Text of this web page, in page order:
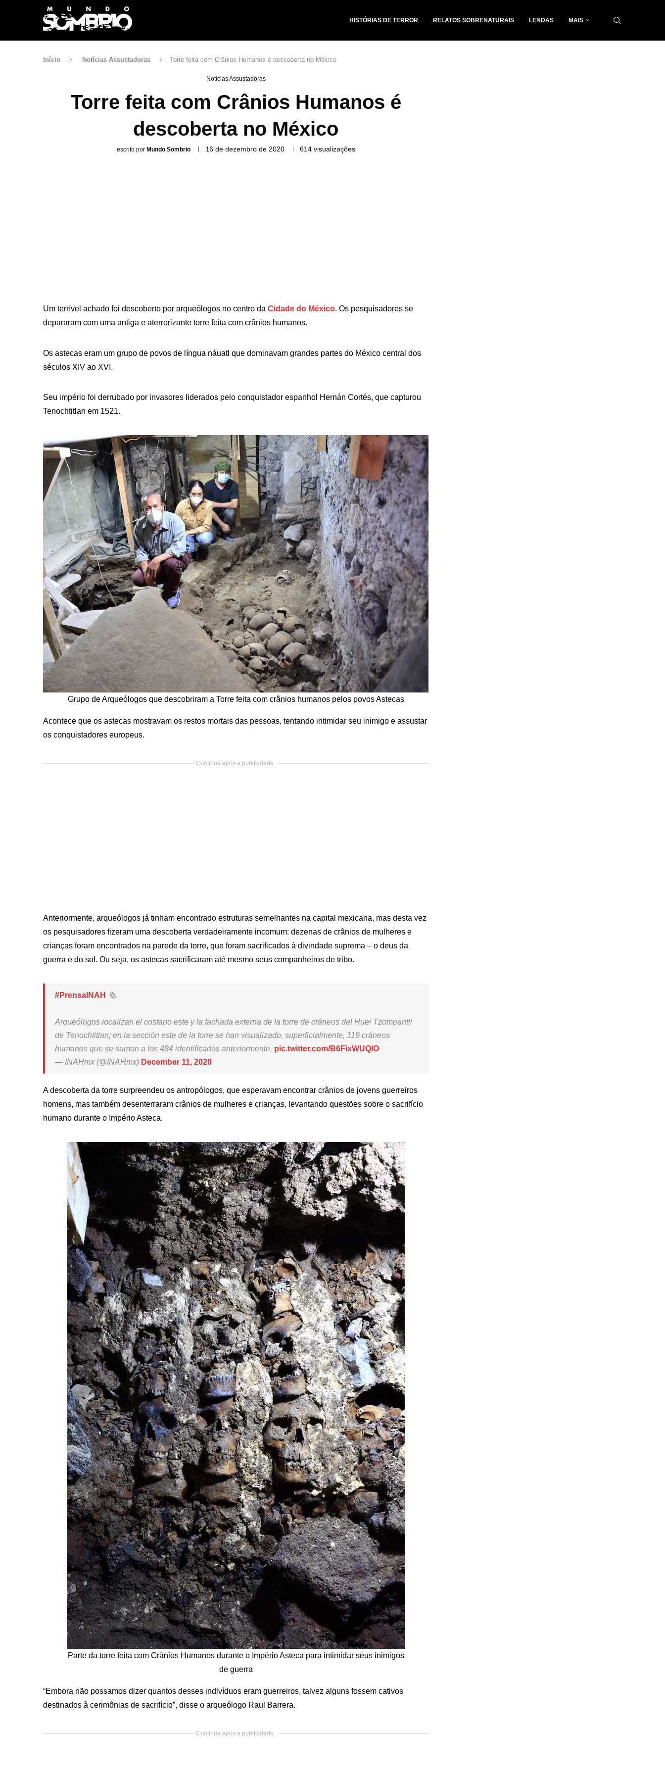
HISTÓRIAS DE TERROR RELATOS SOBRENATURAIS LENDAS MAIS
Início Notícias Assustadoras Torre feita com Crânios Humanos é descoberta no México
Notícias Assustadoras
Torre feita com Crânios Humanos é
descoberta no México
escrito por Mundo Sombrio 16 de dezembro de 2020 614visualizações
Um terrível achado foi descoberto por arqueólogos no centro da Cidade do México. Os pesquisadores se
depararam com uma antiga e aterrorizante torre feita com crânios humanos.
Os astecas eram um grupo de povos de língua náuatl que dominavam grandes partes do México central dos
séculos XIV ao XVI.
Seu império foi derrubado por invasores liderados pelo conquistador espanhol Hernán Cortés, que capturou
Tenochtitlan em 1521.
Grupo de Arqueólogos que descobriram a Torre feita com crânios humanos pelos povos Astecas
Acontece que os astecas mostravam os restos mortais das pessoas, tentando intimidar seu inimigo e assustar
os conquistadores europeus.
Continua após a publicidade..
Anteriormente, arqueólogos já tinham encontrado estruturas semelhantes na capital mexicana, mas desta vez
os pesquisadores fizeram uma descoberta verdadeiramente incomum: dezenas de crânios de mulheres e
crianças foram encontrados na parede da torre, que foram sacrificados à divindade suprema – o deus da
guerra e do sol. Ou seja, os astecas sacrificaram até mesmo seus companheiros de tribo.
#PrensaINAH 🗞️
Arqueólogos localizan el costado este y la fachada externa de la torre de cráneos del Huei Tzompantli
de Tenochtitlan; en la sección este de la torre se han visualizado, superficialmente, 119 cráneos
humanos que se suman a los 484 identificados anteriormente. pic.twitter.com/B6FixWUQlO
— INAHmx (@INAHmx) December 11, 2020
A descoberta da torre surpreendeu os antropólogos, que esperavam encontrar crânios de jovens guerreiros
homens, mas também desenterraram crânios de mulheres e crianças, levantando questões sobre o sacrifício
humano durante o Império Asteca.
Parte da torre feita com Crânios Humanos durante o Império Asteca para intimidar seus inimigos
de guerra
“Embora não possamos dizer quantos desses indivíduos eram guerreiros, talvez alguns fossem cativos
destinados à cerimônias de sacrifício”, disse o arqueólogo Raul Barrera.
Continua após a publicidade..